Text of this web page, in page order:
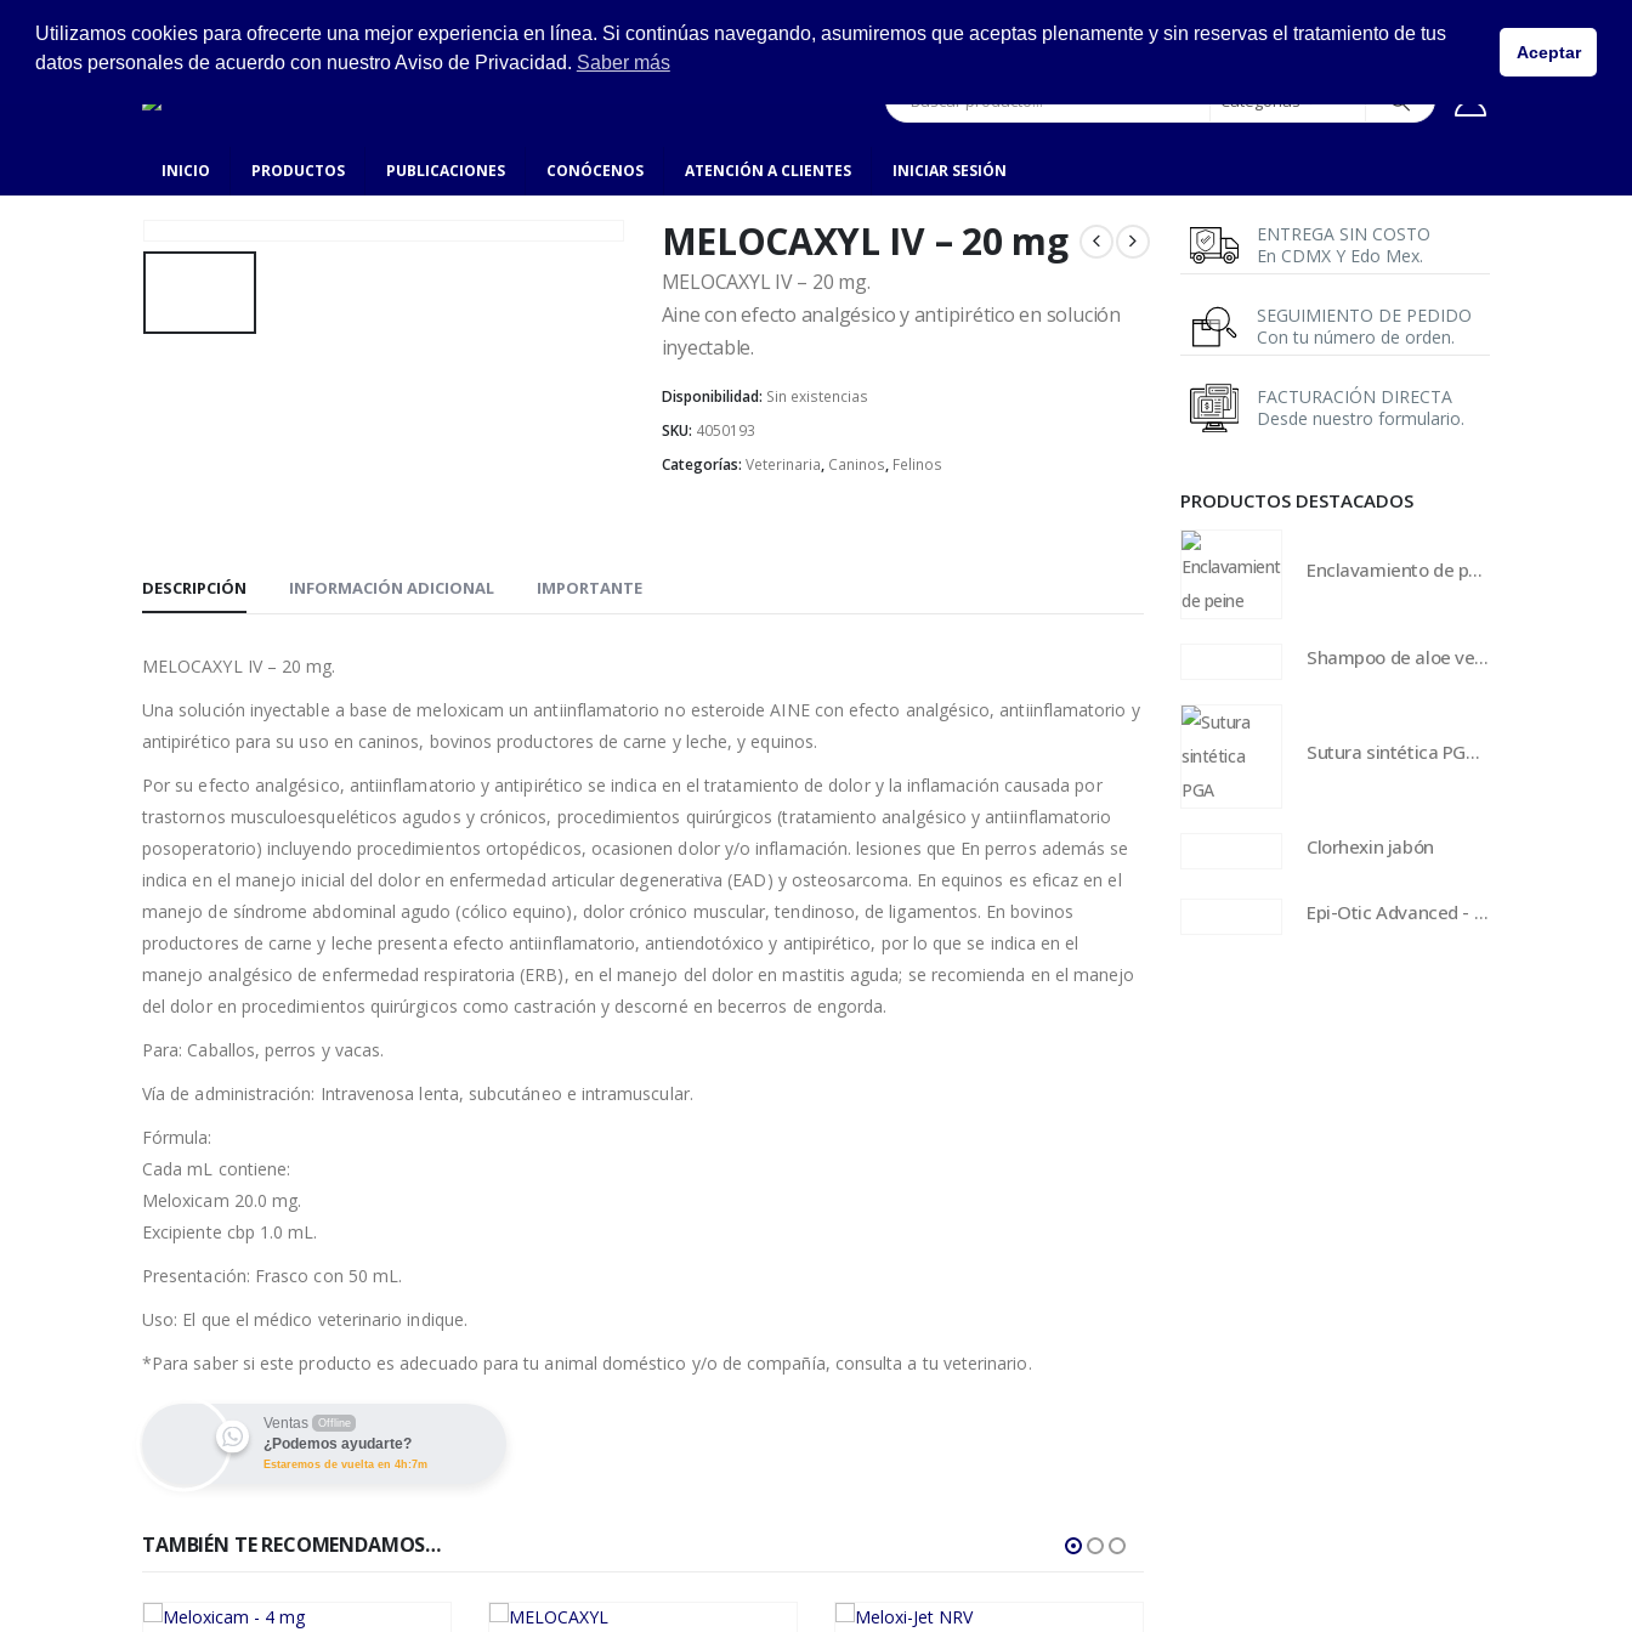
Ejido #94, San Felipe de Jesús, Gustavo A. Madero. hola@fynsa.mx 5557149400
Categorías
INICIO PRODUCTOS PUBLICACIONES CONÓCENOS ATENCIÓN A CLIENTES INICIAR SESIÓN
MELOCAXYL IV – 20 mg
MELOCAXYL IV – 20 mg.
Aine con efecto analgésico y antipirético en solución
inyectable.
Disponibilidad: Sin existencias
SKU: 4050193
Categorías: Veterinaria, Caninos, Felinos
DESCRIPCIÓN INFORMACIÓN ADICIONAL IMPORTANTE
MELOCAXYL IV – 20 mg.
Una solución inyectable a base de meloxicam un antiinflamatorio no esteroide AINE con efecto analgésico, antiinflamatorio y
antipirético para su uso en caninos, bovinos productores de carne y leche, y equinos.
Por su efecto analgésico, antiinflamatorio y antipirético se indica en el tratamiento de dolor y la inflamación causada por
trastornos musculoesqueléticos agudos y crónicos, procedimientos quirúrgicos (tratamiento analgésico y antiinflamatorio
posoperatorio) incluyendo procedimientos ortopédicos, ocasionen dolor y/o inflamación. lesiones que En perros además se
indica en el manejo inicial del dolor en enfermedad articular degenerativa (EAD) y osteosarcoma. En equinos es eficaz en el
manejo de síndrome abdominal agudo (cólico equino), dolor crónico muscular, tendinoso, de ligamentos. En bovinos
productores de carne y leche presenta efecto antiinflamatorio, antiendotóxico y antipirético, por lo que se indica en el
manejo analgésico de enfermedad respiratoria (ERB), en el manejo del dolor en mastitis aguda; se recomienda en el manejo
del dolor en procedimientos quirúrgicos como castración y descorné en becerros de engorda.
Para: Caballos, perros y vacas.
Vía de administración: Intravenosa lenta, subcutáneo e intramuscular.
Fórmula:
Cada mL contiene:
Meloxicam 20.0 mg.
Excipiente cbp 1.0 mL.
Presentación: Frasco con 50 mL.
Uso: El que el médico veterinario indique.
*Para saber si este producto es adecuado para tu animal doméstico y/o de compañía, consulta a tu veterinario.
Ventas Offline
¿Podemos ayudarte?
Estaremos de vuelta en 4h:7m
TAMBIÉN TE RECOMENDAMOS…
ENTREGA SIN COSTO
En CDMX Y Edo Mex.
SEGUIMIENTO DE PEDIDO
Con tu número de orden.
FACTURACIÓN DIRECTA
Desde nuestro formulario.
PRODUCTOS DESTACADOS
Enclavamiento de peine (rojo) para Saphir y Opal
Shampoo de aloe vera - 16 oz
Sutura sintética PGA USP 3-0 de 70 cm con aguja de 26 mm
Clorhexin jabón
Epi-Otic Advanced - 100 ml
Utilizamos cookies para ofrecerte una mejor experiencia en línea. Si continúas navegando, asumiremos que aceptas plenamente y sin reservas el tratamiento de tus
datos personales de acuerdo con nuestro Aviso de Privacidad. Saber más Aceptar